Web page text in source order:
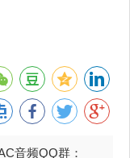
音频QQ群：